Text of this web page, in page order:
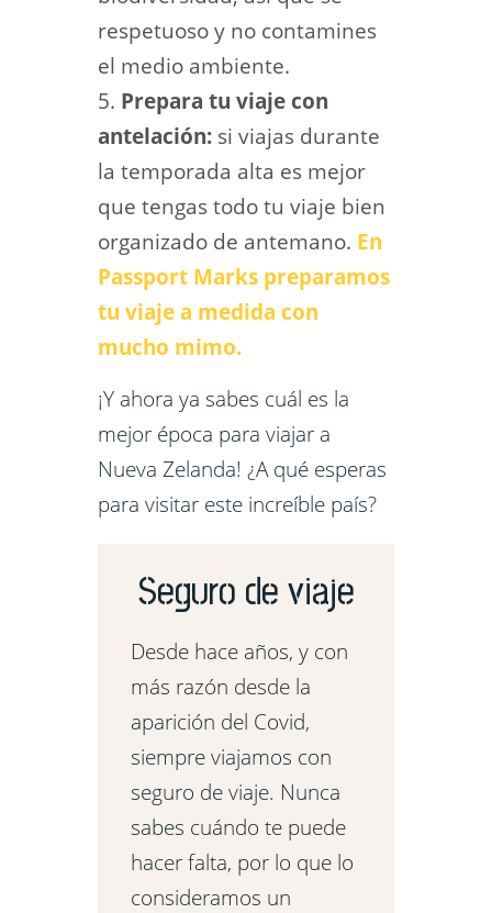
respetuoso y no contamines
el medio ambiente.
Prepara tu viaje con
antelación: si viajas durante
la temporada alta es mejor
que tengas todo tu viaje bien
organizado de antemano. En
Passport Marks preparamos
tu viaje a medida con
mucho mimo.
¡Y ahora ya sabes cuál es la
mejor época para viajar a
Nueva Zelanda! ¿A qué esperas
para visitar este increíble país?
Seguro de viaje
Desde hace años, y con
más razón desde la
aparición del Covid,
siempre viajamos con
seguro de viaje. Nunca
sabes cuándo te puede
hacer falta, por lo que lo
consideramos un